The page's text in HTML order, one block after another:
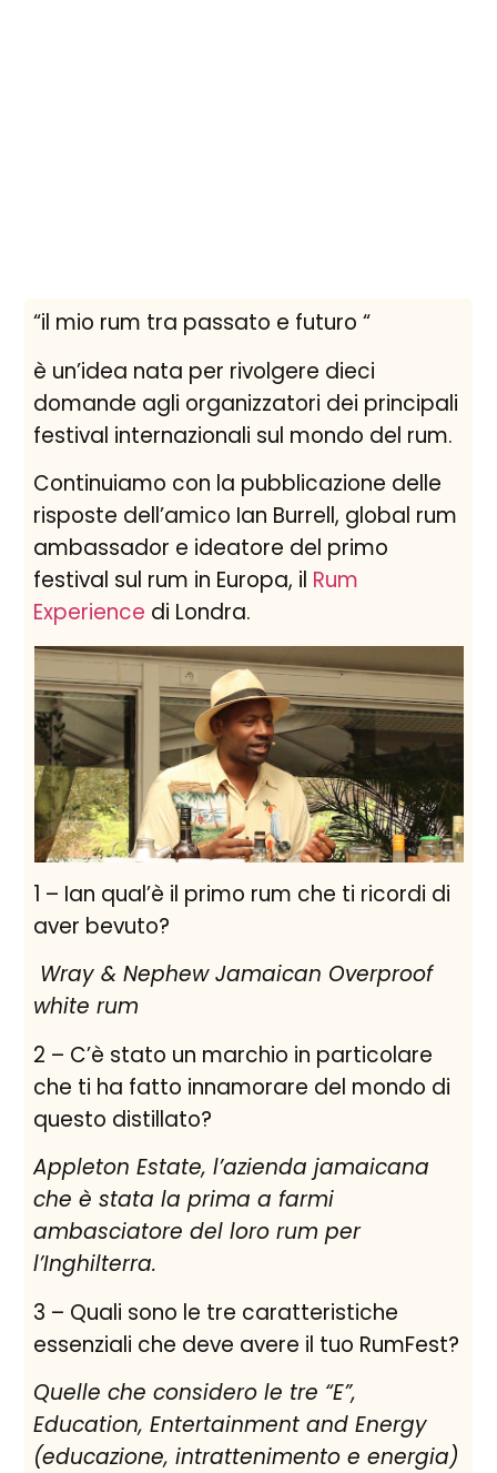
“il mio rum tra passato e futuro “
è un’idea nata per rivolgere dieci
domande agli organizzatori dei principali
festival internazionali sul mondo del rum.
Continuiamo con la pubblicazione delle
risposte dell’amico Ian Burrell, global rum
ambassador e ideatore del primo
festival sul rum in Europa, il Rum
Experience di Londra.
1 – Ian qual’è il primo rum che ti ricordi di
aver bevuto?
Wray & Nephew Jamaican Overproof
white rum
2 – C’è stato un marchio in particolare
che ti ha fatto innamorare del mondo di
questo distillato?
Appleton Estate, l’azienda jamaicana
che è stata la prima a farmi
ambasciatore del loro rum per
l’Inghilterra.
3 – Quali sono le tre caratteristiche
essenziali che deve avere il tuo RumFest?
Quelle che considero le tre “E”,
Education, Entertainment and Energy
(educazione, intrattenimento e energia)